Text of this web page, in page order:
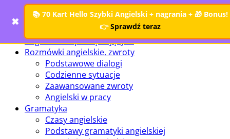
Search
Angielski dla początkujących
Rozmówki angielskie, zwroty
Podstawowe dialogi
Codzienne sytuacje
Zaawansowane zwroty
Angielski w pracy
Gramatyka
Czasy angielskie
Podstawy gramatyki angielskiej
✖
📚 70 Kart Hello Szybki Angielski + nagrania + 🎁 Bonus!
👉Sprawdź teraz